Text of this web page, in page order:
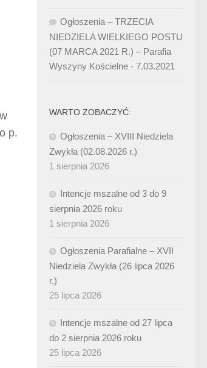
p.
Ogłoszenia – TRZECIA
NIEDZIELA WIELKIEGO POSTU
(07 MARCA 2021 R.) – Parafia
Wyszyny Kościelne - 7.03.2021
WARTO ZOBACZYĆ:
Ogłoszenia – XVIII Niedziela
Zwykła (02.08.2026 r.)
1 sierpnia 2026
Intencje mszalne od 3 do 9
sierpnia 2026 roku
1 sierpnia 2026
Ogłoszenia Parafialne – XVII
Niedziela Zwykła (26 lipca 2026
r.)
25 lipca 2026
Intencje mszalne od 27 lipca
do 2 sierpnia 2026 roku
25 lipca 2026